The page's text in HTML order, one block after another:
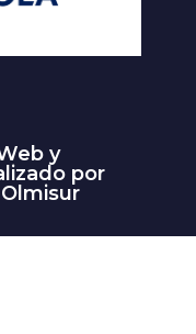
y
por